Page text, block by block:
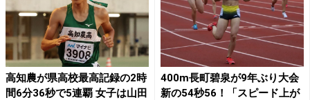
高知農が県高校最高記録の2時
間6分36秒で5連覇 女子は山田
400m長町碧泉が9年ぶり大会
新の54秒56！「スピード上が